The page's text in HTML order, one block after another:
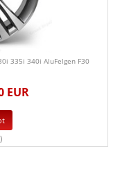
335i 340i AluFelgen F30
EUR